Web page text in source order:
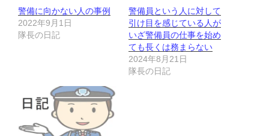
警備に向かない人の事例
2022年9月1日
隊長の日記
警備員という人に対して
引け目を感じている人が
いざ警備員の仕事を始め
ても長くは務まらない
2024年8月21日
隊長の日記